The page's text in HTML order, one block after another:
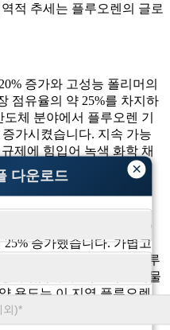
×
다운로드
적 추세는 플루오렌의 글로
증가와 고성능 폴리머의
점유율의 약 25%를 차지하
체 분야에서 플루오렌 기
가시켰습니다. 지속 가능
제에 힘입어 녹색 화학 채
20%를 차지하며 지난 10
증가했습니다. 가볍고
서 자동차 응용 분야의 플루
가했습니다. 혁신적인 약물
용도는 이 지역 플루오렌